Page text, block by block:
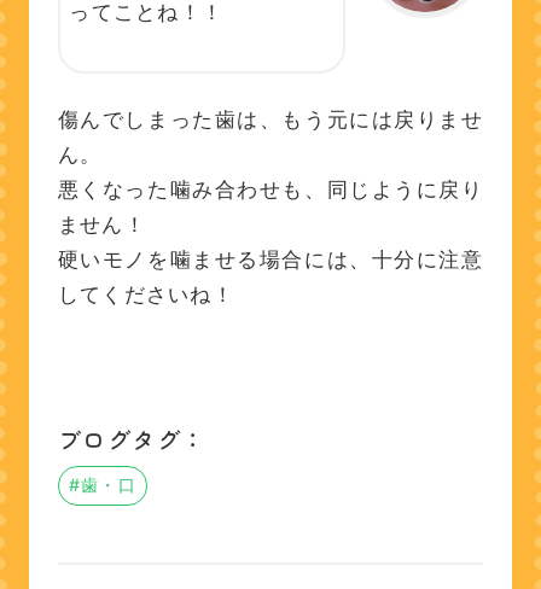
ってことね！！
傷んでしまった歯は、もう元には戻りませ
ん。
悪くなった噛み合わせも、同じように戻り
ません！
硬いモノを噛ませる場合には、十分に注意
してくださいね！
ブログタグ：
#歯・口